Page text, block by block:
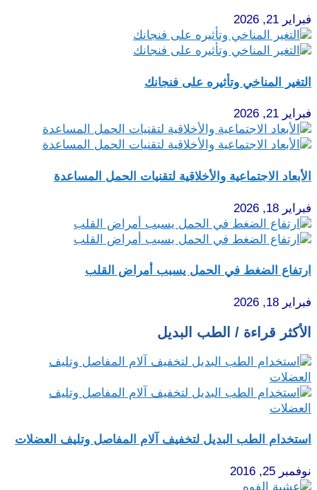
فبراير 21, 2026
التغير المناخي وتأثيره على فنجانك
فبراير 21, 2026
الأبعاد الاجتماعية والأخلاقية لتقنيات الحمل المساعدة
فبراير 18, 2026
ارتفاع الضغط في الحمل يسبب أمراض القلب
فبراير 18, 2026
الأكثر قراءة / الطب البديل
استخدام الطب البديل لتخفيف آلام المفاصل وتليف العضلات
نوفمبر 25, 2016